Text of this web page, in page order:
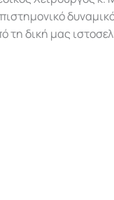
τη δική μας